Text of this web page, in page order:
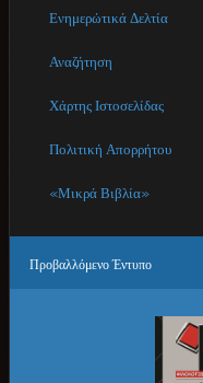
Ενημερώτικά Δελτία
Αναζήτηση
Χάρτης Ιστοσελίδας
Πολιτική Απορρήτου
«Μικρά Βιβλία»
ΠροβαλλόμενοΈντυπο